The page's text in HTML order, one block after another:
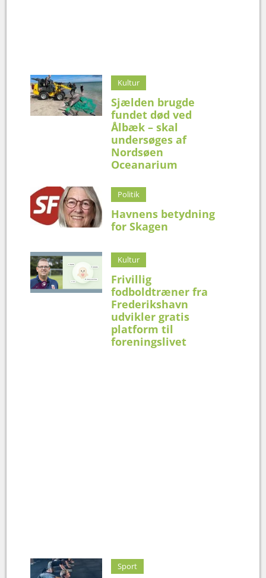
Kultur
Sjælden brugde
fundet død ved
Ålbæk – skal
undersøges af
Nordsøen
Oceanarium
Politik
Havnens betydning
for Skagen
Kultur
Frivillig
fodboldtræner fra
Frederikshavn
udvikler gratis
platform til
foreningslivet
Sport